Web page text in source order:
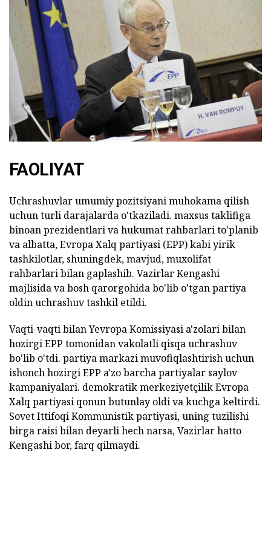
FAOLIYAT
Uchrashuvlar umumiy pozitsiyani muhokama qilish
uchun turli darajalarda o'tkaziladi. maxsus taklifiga
binoan prezidentlari va hukumat rahbarlari to'planib
va albatta, Evropa Xalq partiyasi (EPP) kabi yirik
tashkilotlar, shuningdek, mavjud, muxolifat
rahbarlari bilan gaplashib. Vazirlar Kengashi
majlisida va bosh qarorgohida bo'lib o'tgan partiya
oldin uchrashuv tashkil etildi.
Vaqti-vaqti bilan Yevropa Komissiyasi a'zolari bilan
hozirgi EPP tomonidan vakolatli qisqa uchrashuv
bo'lib o'tdi. partiya markazi muvofiqlashtirish uchun
ishonch hozirgi EPP a'zo barcha partiyalar saylov
kampaniyalari. demokratik merkeziyetçilik Evropa
Xalq partiyasi qonun butunlay oldi va kuchga keltirdi.
Sovet Ittifoqi Kommunistik partiyasi, uning tuzilishi
birga raisi bilan deyarli hech narsa, Vazirlar hatto
Kengashi bor, farq qilmaydi.